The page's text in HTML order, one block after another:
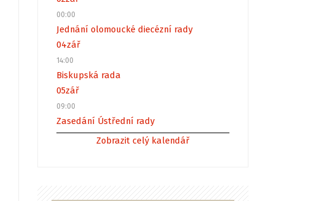
00:00
Jednání olomoucké diecézní rady
04zář
14:00
Biskupská rada
05zář
09:00
Zasedání Ústřední rady
Zobrazit celý kalendář